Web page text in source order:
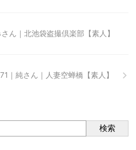
ん｜北池袋盗撮倶楽部【素人】
｜純さん｜人妻空蝉橋【素人】
検索